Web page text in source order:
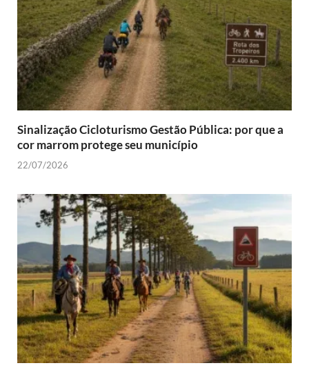
Sinalização Cicloturismo Gestão Pública: por que a
cor marrom protege seu município
22/07/2026